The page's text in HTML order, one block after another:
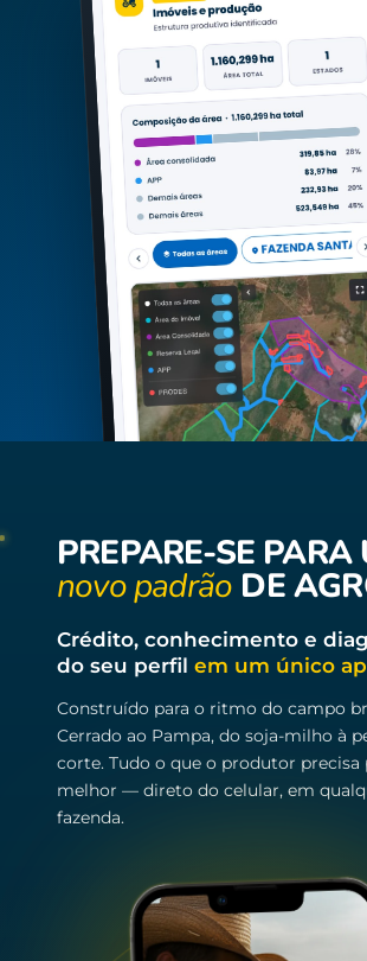
PREPARE-SE PARA
novo padrão DE
Crédito, conhecimento e
do seu perfil em um único
Construído para o ritmo do campo
Cerrado ao Pampa, do soja-milho à
corte. Tudo o que o produtor precisa
melhor — direto do celular, em
fazenda.